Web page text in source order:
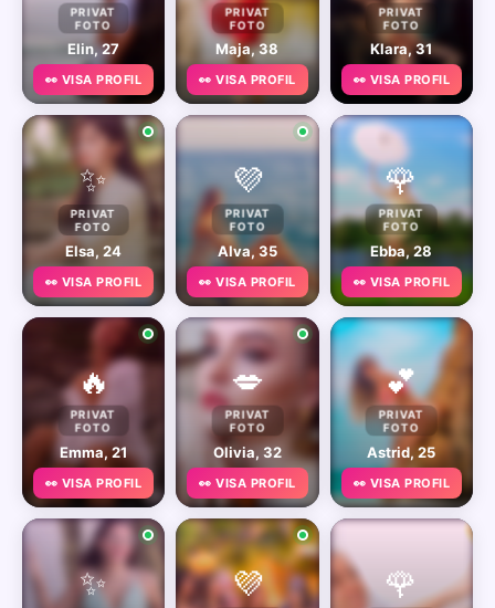
PRIVAT
FOTO
Elin, 27
👀 VISA PROFIL
PRIVAT
FOTO
Maja, 38
👀 VISA PROFIL
PRIVAT
FOTO
Klara, 31
👀 VISA PROFIL
✨
PRIVAT
FOTO
Elsa, 24
👀 VISA PROFIL
💜
PRIVAT
FOTO
Alva, 35
👀 VISA PROFIL
🌹
PRIVAT
FOTO
Ebba, 28
👀 VISA PROFIL
🔥
PRIVAT
FOTO
Emma, 21
👀 VISA PROFIL
💋
PRIVAT
FOTO
Olivia, 32
👀 VISA PROFIL
💕
PRIVAT
FOTO
Astrid, 25
👀 VISA PROFIL
✨ 💜 🌹